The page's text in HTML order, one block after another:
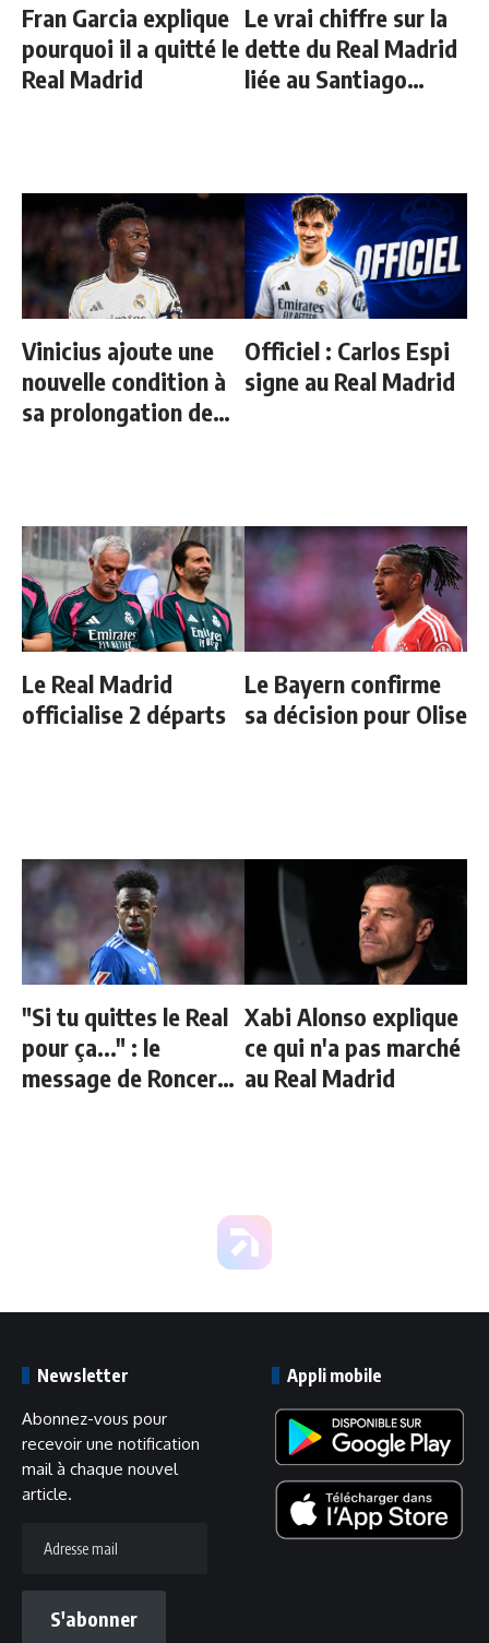
Fran Garcia explique
pourquoi il a quitté le
Real Madrid
Le vrai chiffre sur la
dette du Real Madrid
liée au Santiago
Vinicius ajoute une
nouvelle condition à
sa prolongation de
Officiel : Carlos Espi
signe au Real Madrid
Le Real Madrid
officialise 2 départs
Le Bayern confirme
sa décision pour Olise
"Si tu quittes le Real
pour ça..." : le
message de Roncero
Xabi Alonso explique
ce qui n'a pas marché
au Real Madrid
Newsletter
Abonnez-vous pour
recevoir une notification
mail à chaque nouvel
article.
mail
S'abonner
Appli mobile